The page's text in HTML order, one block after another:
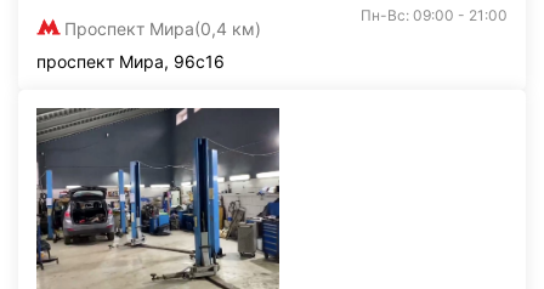
Проспект Мира(0,4 км)
Пн-Вс: 09:00 - 21:00
проспект Мира, 96с16